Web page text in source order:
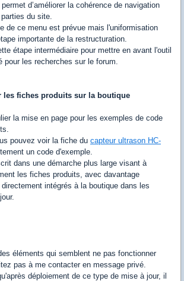
d’améliorer la cohérence de navigation
du site.
de ce menu est prévue mais l'uniformisation
importante de la restructuration.
étape intermédiaire pour mettre en avant l'outil
pour les recherches sur le forum.
les fiches produits sur la boutique
la mise en page pour les exemples de code
pouvez voir la fiche du capteur ultrason HC-
un code d'exemple.
dans une démarche plus large visant à
les fiches produits, avec davantage
directement intégrés à la boutique dans les
éléments qui semblent ne pas fonctionner
pas à me contacter en message privé.
déploiement de ce type de mise à jour, il